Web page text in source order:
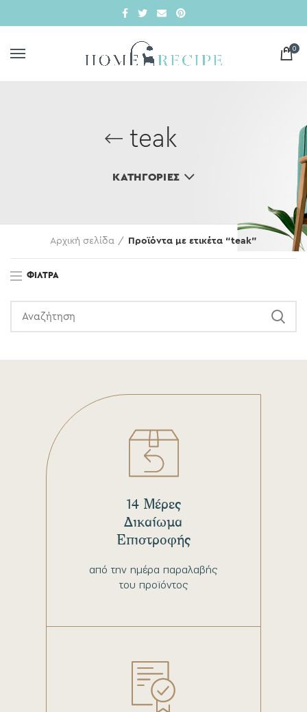
0
teak
ΚΑΤΗΓΟΡΊΕΣ
Αρχική σελίδα Προϊόντα με ετικέτα “teak”
ΦΊΛΤΡΑ
από την ημέρα παραλαβής
του προϊόντος
14 Μέρες
Δικαίωμα
Επιστροφής